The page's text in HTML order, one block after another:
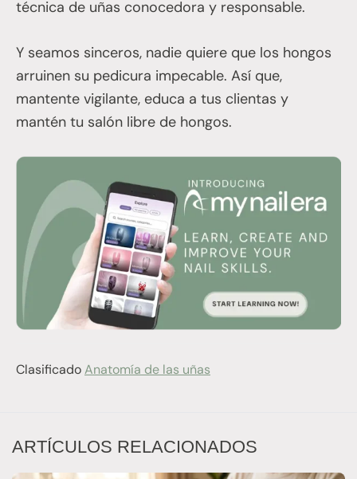
técnica de uñas conocedora y responsable.
Y seamos sinceros, nadie quiere que los hongos
arruinen su pedicura impecable. Así que,
mantente vigilante, educa a tus clientas y
mantén tu salón libre de hongos.
ClasificadoAnatomía de las uñas
ARTÍCULOS RELACIONADOS